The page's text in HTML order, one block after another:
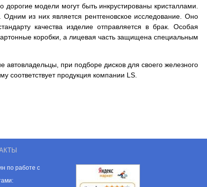
модели могут быть инкрустированы кристаллами.
из них является рентгеновское исследование. Оно
качества изделие отправляется в брак. Особая
коробки, а лицевая часть защищена специальным
при подборе дисков для своего железного
соответствует продукция компании LS.
по работе с